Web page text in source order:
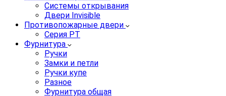
Системы открывания
Двери Invisible
Противопожарные двери
Серия PT
Фурнитура
Ручки
Замки и петли
Ручки купе
Разное
Фурнитура общая